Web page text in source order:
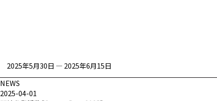
2025年5月30日 —2025年6月15日
NEWS
2025-04-01